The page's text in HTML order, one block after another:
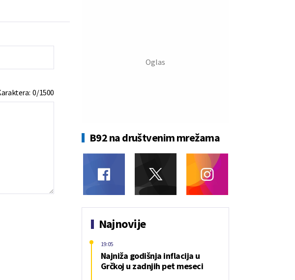
0/1500
B92 na društvenim mrežama
Najnovije
Najniža godišnja inflacija u
Grčkoj u zadnjih pet meseci
19:05